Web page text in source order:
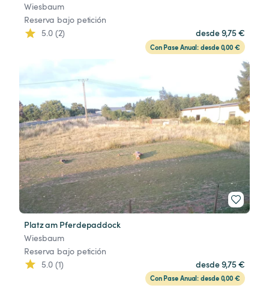
Wiesbaum
Reserva bajo petición
5.0 (2)
desde 9,75 €
Con Pase Anual: desde 0,00 €
Platz am Pferdepaddock
Wiesbaum
Reserva bajo petición
5.0 (1)
desde 9,75 €
Con Pase Anual: desde 0,00 €